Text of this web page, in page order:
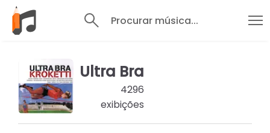
Procurar música...
Ultra Bra
4296
exibições